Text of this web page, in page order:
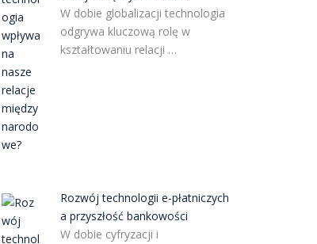
W dobie globalizacji technologia
odgrywa kluczową rolę w
kształtowaniu relacji …
Rozwój technologii e-płatniczych
a przyszłość bankowości
W dobie cyfryzacji i